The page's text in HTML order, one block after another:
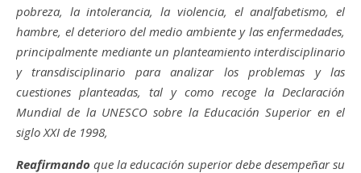
pobreza, la intolerancia, la violencia, el analfabetismo, el
hambre, el deterioro del medio ambiente y las enfermedades,
principalmente mediante un planteamiento interdisciplinario
y transdisciplinario para analizar los problemas y las
cuestiones planteadas, tal y como recoge la Declaración
Mundial de la UNESCO sobre la Educación Superior en el
siglo XXI de 1998,
Reafirmando que la educación superior debe desempeñar su